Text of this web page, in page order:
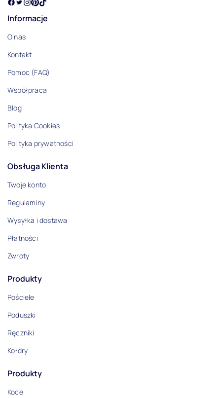
Informacje
O nas
Kontakt
Pomoc (FAQ)
Współpraca
Blog
Polityka Cookies
Polityka prywatności
Obsługa Klienta
Twoje konto
Regulaminy
Wysyłka i dostawa
Płatności
Zwroty
Produkty
Pościele
Poduszki
Ręczniki
Kołdry
Produkty
Koce